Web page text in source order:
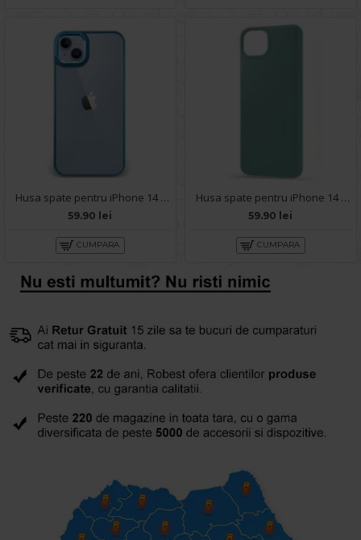
Husa spate pentru iPhone 14 Plus - Leaf Case Albastru
59.90 lei
CUMPARA
Husa spate pentru iPhone 14 Plus - Silicon Line Verde Inchis
59.90 lei
CUMPARA